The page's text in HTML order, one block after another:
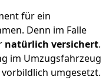
für ein
Denn im Falle
natürlich versichert.
im Umzugsfahrzeug
umgesetzt.